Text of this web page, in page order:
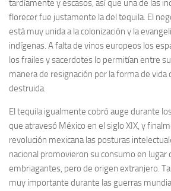
tardíamente y escasos, así que una de las
florecer fue justamente la del tequila. El
está muy unida a la colonización y la
indígenas. A falta de vinos europeos los
los frailes y sacerdotes lo permitían entre
manera de resignación por la forma de vida
destruida.
El tequila igualmente cobró auge durante
que atravesó México en el siglo XIX, y
revolución mexicana las posturas
nacional promovieron su consumo en lugar
embriagantes, pero de origen extranjero.
muy importante durante las guerras